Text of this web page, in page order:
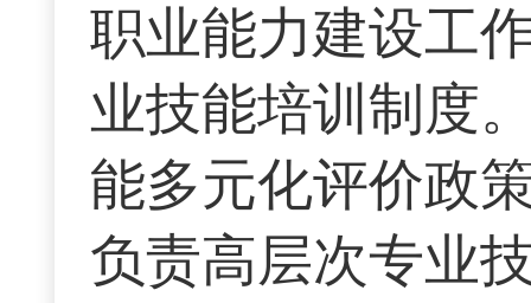
职业能力建设工
业技能培训制度
能多元化评价政
负责高层次专业